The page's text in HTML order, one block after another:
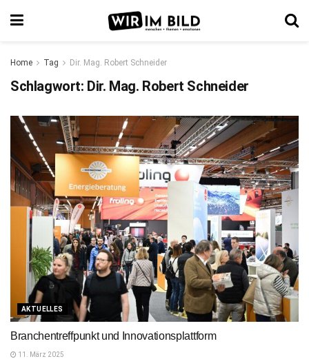
Home Tag Dir. Mag. Robert Schneider
Schlagwort: Dir. Mag. Robert Schneider
AKTUELLES
Branchentreffpunkt und Innovationsplattform
11. März 2025